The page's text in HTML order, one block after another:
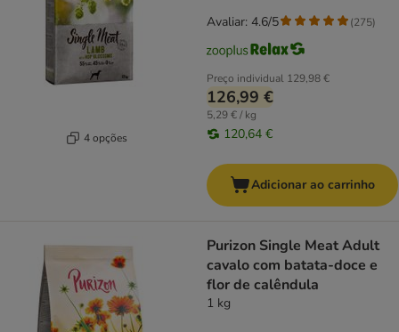
4 opções
Preço individual 129,98 €
126,99 €
5,29 € / kg
120,64 €
Avaliar: 4.6/5 (275)
Adicionar ao carrinho
Purizon Single Meat Adult
cavalo com batata-doce e
flor de calêndula
1 kg